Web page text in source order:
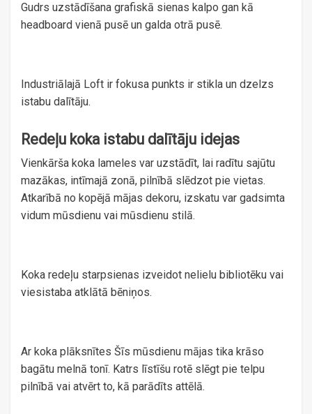
Gudrs uzstādīšana grafiskā sienas kalpo gan kā
headboard vienā pusē un galda otrā pusē.
Industriālajā Loft ir fokusa punkts ir stikla un dzelzs
istabu dalītāju.
Redeļu koka istabu dalītāju idejas
Vienkārša koka lameles var uzstādīt, lai radītu sajūtu
mazākas, intīmajā zonā, pilnībā slēdzot pie vietas.
Atkarībā no kopējā mājas dekoru, izskatu var gadsimta
vidum mūsdienu vai mūsdienu stilā.
Koka redeļu starpsienas izveidot nelielu bibliotēku vai
viesistaba atklātā bēniņos.
Ar koka plāksnītes Šīs mūsdienu mājas tika krāso
bagātu melnā tonī. Katrs līstīšu rotē slēgt pie telpu
pilnībā vai atvērt to, kā parādīts attēlā.